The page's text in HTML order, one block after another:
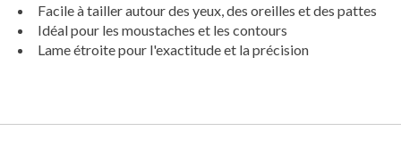
Facile à tailler autour des yeux, des oreilles et des pattes
Idéal pour les moustaches et les contours
Lame étroite pour l'exactitude et la précision